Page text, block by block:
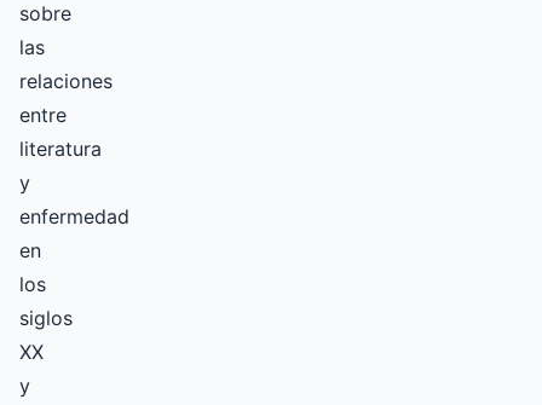
sobre
las
relaciones
entre
literatura
y
enfermedad
en
los
siglos
XX
y